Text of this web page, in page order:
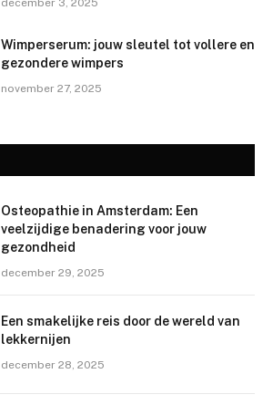
december 3, 2025
Wimperserum: jouw sleutel tot vollere en
gezondere wimpers
november 27, 2025
Osteopathie in Amsterdam: Een
veelzijdige benadering voor jouw
gezondheid
december 29, 2025
Een smakelijke reis door de wereld van
lekkernijen
december 28, 2025